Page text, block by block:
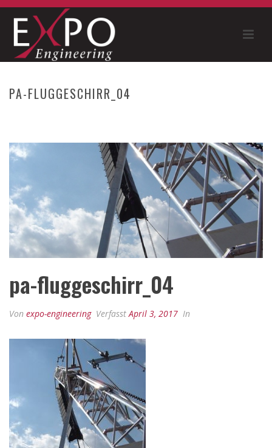
PA-FLUGGESCHIRR_04
pa-fluggeschirr_04
Von expo-engineering Verfasst April 3, 2017 In